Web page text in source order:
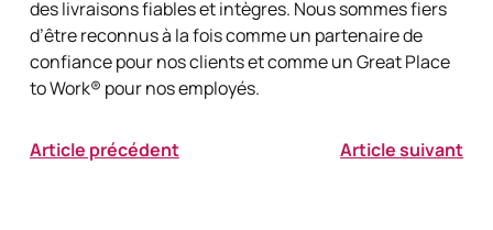
des livraisons fiables et intègres. Nous sommes fiers
d’être reconnus à la fois comme un partenaire de
confiance pour nos clients et comme un Great Place
to Work® pour nos employés.
Article précédent Article suivant